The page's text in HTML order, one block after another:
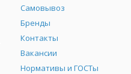
Самовывоз
Бренды
Контакты
Вакансии
Нормативы и ГОСТы